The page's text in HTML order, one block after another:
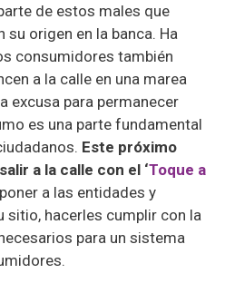
de estos males que
origen en la banca. Ha
consumidores también
a la calle en una marea
excusa para permanecer
es una parte fundamental
Este próximo
a la calle con el ‘Toque a
a las entidades y
sitio, hacerles cumplir con la
para un sistema